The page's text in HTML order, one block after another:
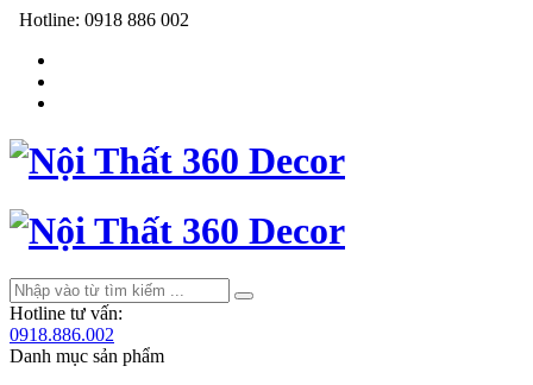
Hotline: 0918 886 002
Hotline tư vấn:
0918.886.002
Danh mục sản phẩm